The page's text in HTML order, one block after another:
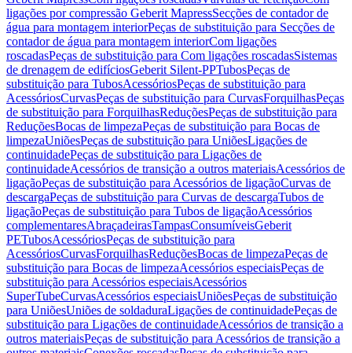
ligações por compressão Geberit MapressSecções de contador de
água para montagem interiorPeças de substituição para Secções de
contador de água para montagem interiorCom ligações
roscadasPeças de substituição para Com ligações roscadasSistemas
de drenagem de edifíciosGeberit Silent-PPTubosPeças de
substituição para TubosAcessóriosPeças de substituição para
AcessóriosCurvasPeças de substituição para CurvasForquilhasPeças
de substituição para ForquilhasReduçõesPeças de substituição para
ReduçõesBocas de limpezaPeças de substituição para Bocas de
limpezaUniõesPeças de substituição para UniõesLigações de
continuidadePeças de substituição para Ligações de
continuidadeAcessórios de transição a outros materiaisAcessórios de
ligaçãoPeças de substituição para Acessórios de ligaçãoCurvas de
descargaPeças de substituição para Curvas de descargaTubos de
ligaçãoPeças de substituição para Tubos de ligaçãoAcessórios
complementaresAbraçadeirasTampasConsumíveisGeberit
PETubosAcessóriosPeças de substituição para
AcessóriosCurvasForquilhasReduçõesBocas de limpezaPeças de
substituição para Bocas de limpezaAcessórios especiaisPeças de
substituição para Acessórios especiaisAcessórios
SuperTubeCurvasAcessórios especiaisUniõesPeças de substituição
para UniõesUniões de soldaduraLigações de continuidadePeças de
substituição para Ligações de continuidadeAcessórios de transição a
outros materiaisPeças de substituição para Acessórios de transição a